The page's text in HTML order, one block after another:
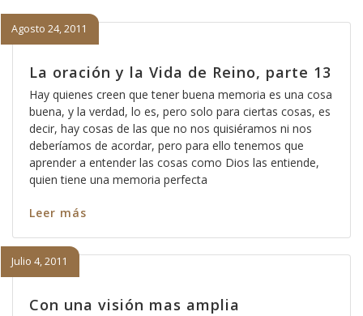
La oración y la Vida de Reino, parte 13
Agosto 24, 2011
Hay quienes creen que tener buena memoria es una cosa
buena, y la verdad, lo es, pero solo para ciertas cosas, es
decir, hay cosas de las que no nos quisiéramos ni nos
deberíamos de acordar, pero para ello tenemos que
aprender a entender las cosas como Dios las entiende,
quien tiene una memoria perfecta
Leer más
Con una visión mas amplia
Julio 4, 2011